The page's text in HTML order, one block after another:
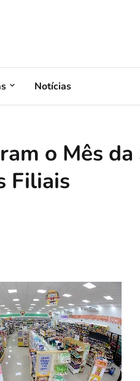
Notícias
o Mês da
Filiais